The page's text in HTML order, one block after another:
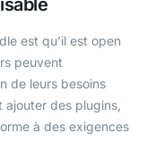
est qu’il est open
peuvent
de leurs besoins
des plugins,
à des exigences